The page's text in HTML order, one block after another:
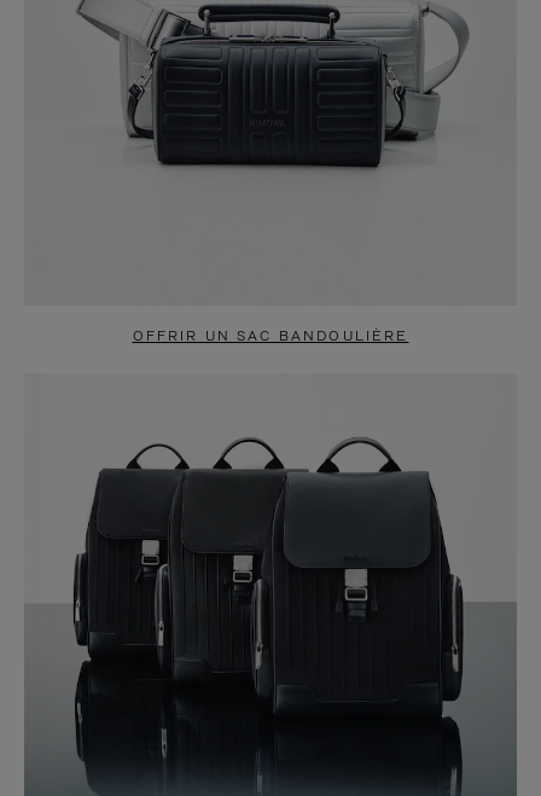
OFFRIR UN SAC BANDOULIÈRE